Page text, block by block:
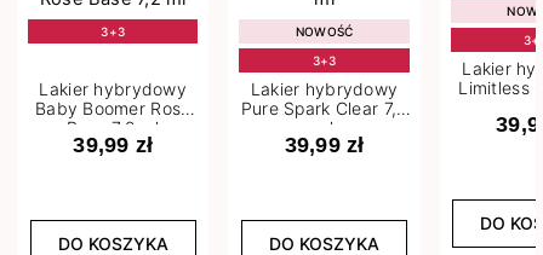
3+3
Lakier hybrydowy
Baby Boomer Rose
Base 7,2 ml
39,99 zł
DO KOSZYKA
NOWOŚĆ
3+3
Lakier hybrydowy
Pure Spark Clear 7,2
ml
39,99 zł
DO KOSZYKA
Lakier
Limitless
DO